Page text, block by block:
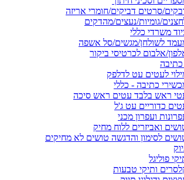
סרטים דביקים/חומרי אריזה
גומיות/נעצים/מהדקים
משרדי כללי
לשולחן/מגשים/סל אשפה
אלבום לכרטיסי ביקור
לעטים עט לדלפק
כתיבה - כללי
ראש בלבד עטים ראש סיכה
כדוריים עט ג'ל
ועפרון מכני
ואביזרים ללוח מחיק
לסימון והדגשה טושים לא מחיקים
פוליגל
ותיקי טבעות